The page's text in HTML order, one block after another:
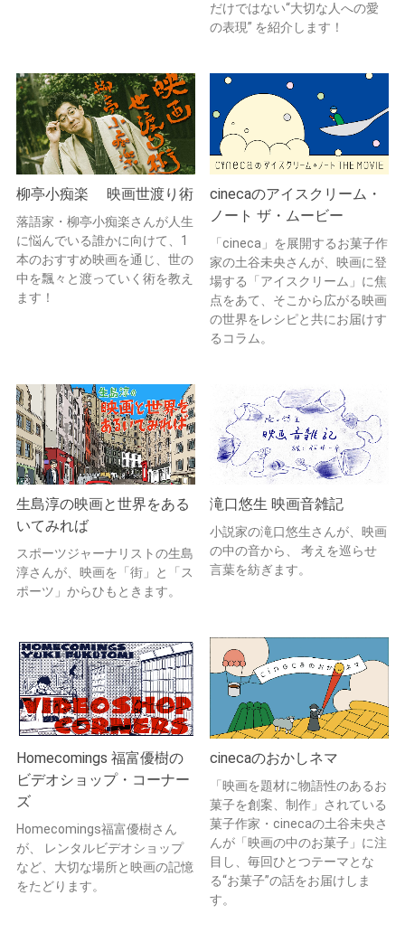
だけではない“大切な人への愛
の表現” を紹介します！
柳亭小痴楽 映画世渡り術
落語家・柳亭小痴楽さんが人生
に悩んでいる誰かに向けて、1
本のおすすめ映画を通じ、世の
中を飄々と渡っていく術を教え
ます！
cinecaのアイスクリーム・
ノート ザ・ムービー
「cineca」を展開するお菓子作
家の土谷未央さんが、映画に登
場する「アイスクリーム」に焦
点をあて、そこから広がる映画
の世界をレシピと共にお届けす
るコラム。
生島淳の映画と世界をある
いてみれば
スポーツジャーナリストの生島
淳さんが、映画を「街」と「ス
ポーツ」からひもときます。
滝口悠生 映画音雑記
小説家の滝口悠生さんが、映画
の中の音から、 考えを巡らせ
言葉を紡ぎます。
Homecomings 福富優樹の
ビデオショップ・コーナー
ズ
Homecomings福富優樹さん
が、 レンタルビデオショップ
など、大切な場所と映画の記憶
をたどります。
cinecaのおかしネマ
「映画を題材に物語性のあるお
菓子を創案、制作」されている
菓子作家・cinecaの土谷未央さ
んが「映画の中のお菓子」に注
目し、毎回ひとつテーマとな
る“お菓子”の話をお届けしま
す。